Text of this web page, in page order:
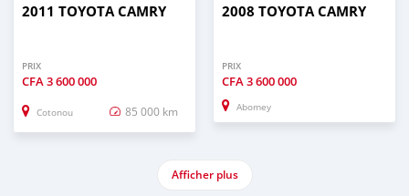
2011 TOYOTA CAMRY
PRIX
CFA3 600 000
Cotonou 85 000 km
2008 TOYOTA CAMRY
PRIX
CFA3 600 000
Abomey
Afficher plus